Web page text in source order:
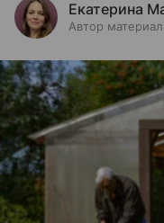
Екатерина
Автор